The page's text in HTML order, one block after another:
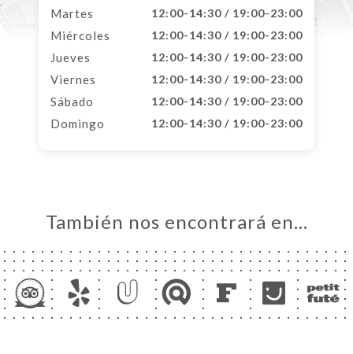
Martes 12:00-14:30 / 19:00-23:00
Miércoles 12:00-14:30 / 19:00-23:00
Jueves 12:00-14:30 / 19:00-23:00
Viernes 12:00-14:30 / 19:00-23:00
Sábado 12:00-14:30 / 19:00-23:00
Domingo 12:00-14:30 / 19:00-23:00
También nos encontrará en…